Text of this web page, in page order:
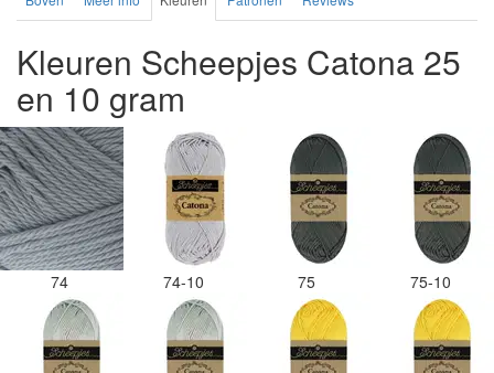
Kleuren Scheepjes Catona 25
en 10 gram
74 74-10 75 75-10